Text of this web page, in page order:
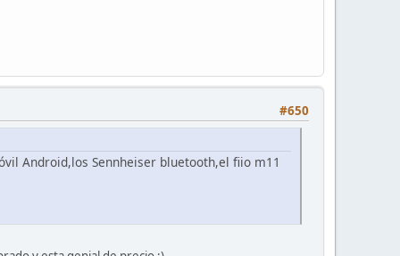
#650
Android,los Sennheiser bluetooth,el fiio m11